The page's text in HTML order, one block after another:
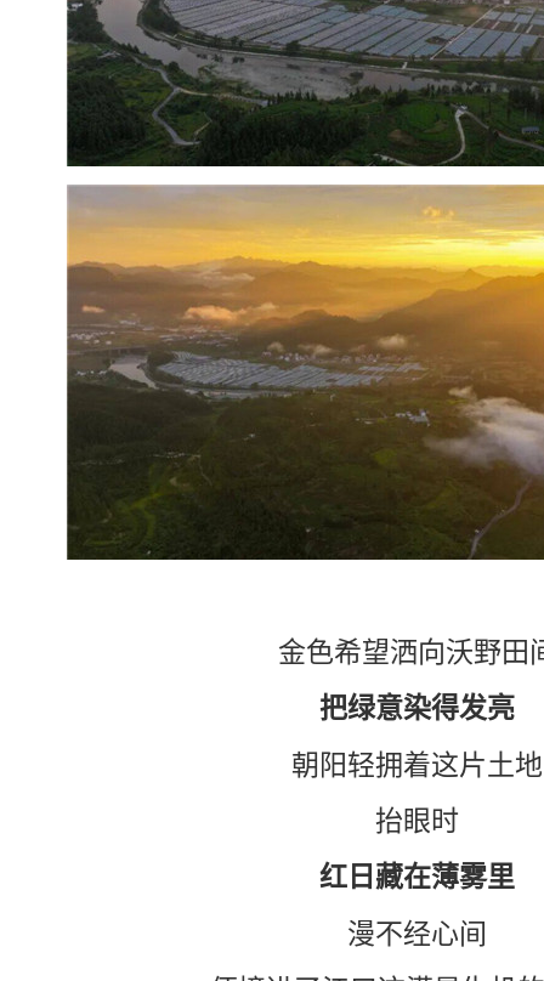
金色希望洒向沃野田
把绿意染得发亮
朝阳轻拥着这片土地
抬眼时
红日藏在薄雾里
漫不经心间